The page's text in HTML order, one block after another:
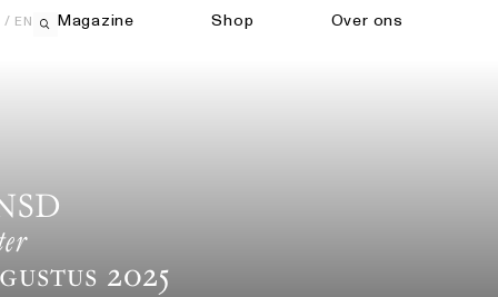
Magazine Shop Over ons
EN
Open zoekveld
2025